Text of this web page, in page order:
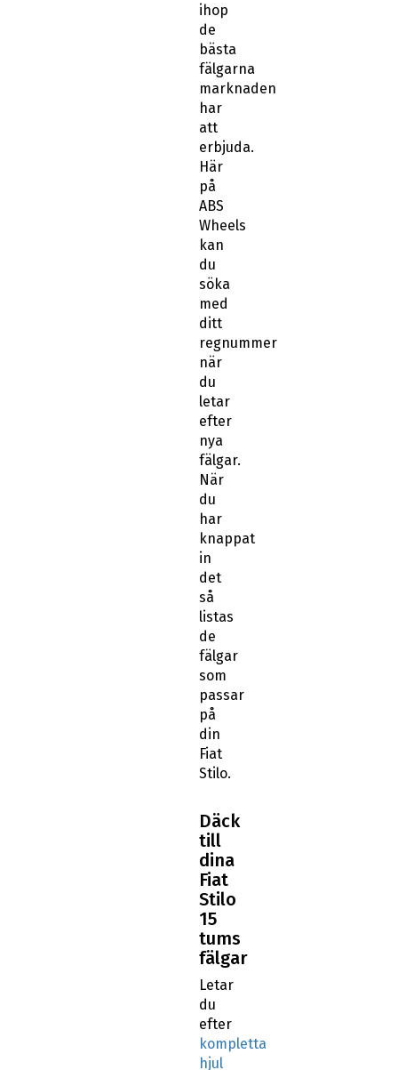
ihop
de
bästa
fälgarna
marknaden
har
att
erbjuda.
Här
på
ABS
Wheels
kan
du
söka
med
ditt
regnummer
när
du
letar
efter
nya
fälgar.
När
du
har
knappat
in
det
så
listas
de
fälgar
som
passar
på
din
Fiat
Stilo.
Däck
till
dina
Fiat
Stilo
15
tums
fälgar
Letar
du
efter
kompletta
hjul